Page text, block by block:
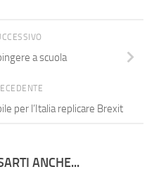
a scuola
per l’Italia replicare Brexit
ANCHE...